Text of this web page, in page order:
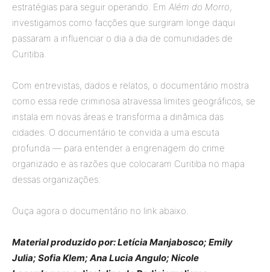
estratégias para seguir operando. Em Além do Morro,
investigamos como facções que surgiram longe daqui
passaram a influenciar o dia a dia de comunidades de
Curitiba.
Com entrevistas, dados e relatos, o documentário mostra
como essa rede criminosa atravessa limites geográficos, se
instala em novas áreas e transforma a dinâmica das
cidades. O documentário te convida a uma escuta
profunda — para entender a engrenagem do crime
organizado e as razões que colocaram Curitiba no mapa
dessas organizações.
Ouça agora o documentário no link abaixo.
Material produzido por: Letícia Manjabosco; Emily
Julia; Sofia Klem; Ana Lucia Angulo; Nicole